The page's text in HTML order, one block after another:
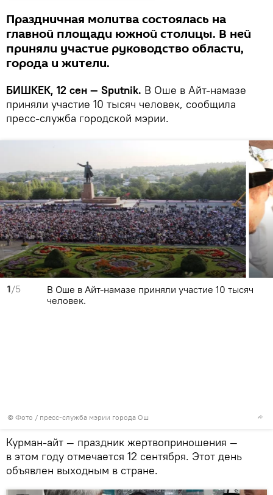
Праздничная молитва состоялась на
главной площади южной столицы. В ней
приняли участие руководство области,
города и жители.
БИШКЕК, 12 сен — Sputnik. В Оше в Айт-намазе
приняли участие 10 тысяч человек, сообщила
пресс-служба городской мэрии.
1/5
© Фото / пресс-служба мэрии города Ош
В Оше в Айт-намазе приняли участие 10 тысяч
человек.
Курман-айт — праздник жертвоприношения —
в этом году отмечается 12 сентября. Этот день
объявлен выходным в стране.